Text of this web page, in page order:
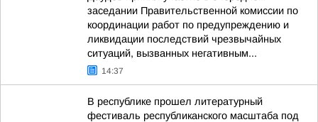
заседании Правительственной комиссии по
координации работ по предупреждению и
ликвидации последствий чрезвычайных
ситуаций, вызванных негативным...
14:37
В республике прошел литературный
фестиваль республиканского масштаба под